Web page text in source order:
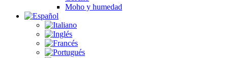
Moho y humedad